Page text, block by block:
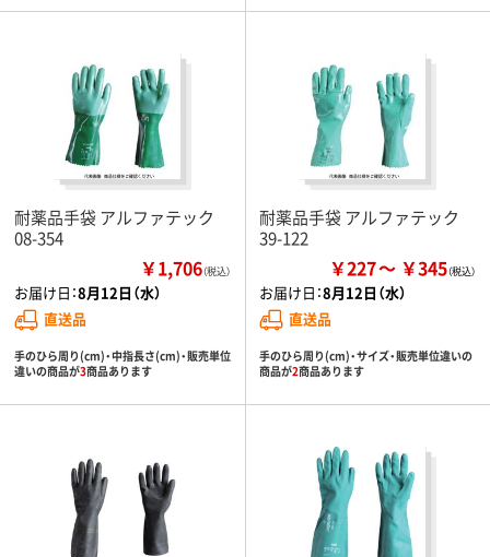
耐薬品手袋 アルファテック
08-354
￥1,706（税込）
お届け日：8月12日（水）
直送品
手のひら周り(cm)・中指長さ(cm)・販売単位
違いの商品が3商品あります
耐薬品手袋 アルファテック
39-122
￥227 ￥345
お届け日：8月12日（水）
直送品
手のひら周り(cm)・サイズ・販売単位違いの
商品が2商品あります